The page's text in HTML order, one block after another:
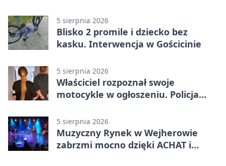
5 sierpnia 2026
Blisko 2 promile i dziecko bez
kasku. Interwencja w Gościcinie
5 sierpnia 2026
Właściciel rozpoznał swoje
motocykle w ogłoszeniu. Policja
5 sierpnia 2026
Muzyczny Rynek w Wejherowie
zabrzmi mocno dzięki ACHAT i